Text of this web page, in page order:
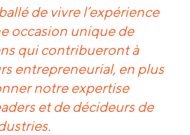
de vivre l’expérience
occasion unique de
qui contribueront à
entrepreneurial, en plus
notre expertise
et de décideurs de